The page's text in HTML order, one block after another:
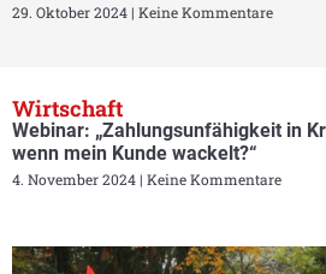
29. Oktober 2024 Keine Kommentare
Wirtschaft
Webinar: „Zahlungsunfähigkeit in
wenn mein Kunde wackelt?“
4. November 2024 Keine Kommentare